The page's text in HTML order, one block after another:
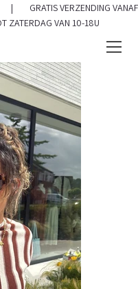
| GRATIS VERZENDING VANAF
VAN 10-18U